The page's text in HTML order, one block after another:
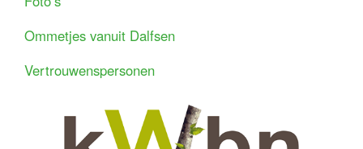
Ommetjes vanuit Dalfsen
Vertrouwenspersonen